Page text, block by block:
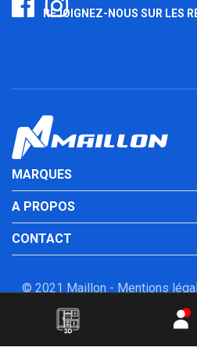
REJOIGNEZ-NOUS SUR LES
MARQUES
A PROPOS
CONTACT
© 2021 Maillon - Mentions